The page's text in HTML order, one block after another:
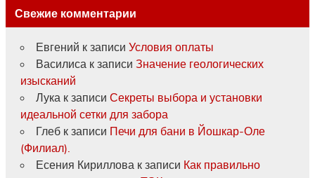
Свежие комментарии
Евгений к записи Условия оплаты
Василисак записи Значение геологических
изысканий
Лукак записи Секреты выбора и установки
идеальной сетки для забора
Глебк записи Печи для бани в Йошкар-Оле
(Филиал).
Есения Кирилловак записи Как правильно